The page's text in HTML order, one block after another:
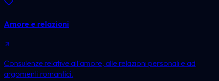
Amore e relazioni
Consulenze relative all'amore, alle relazioni personali e ad
argomenti romantici.